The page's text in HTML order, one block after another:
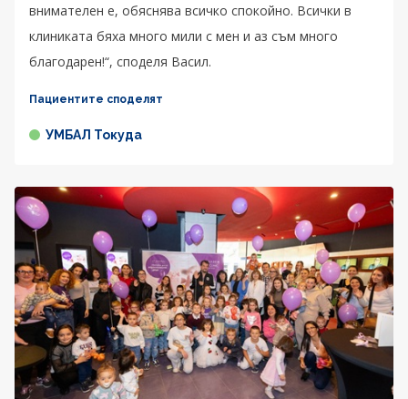
внимателен е, обяснява всичко спокойно. Всички в
клиниката бяха много мили с мен и аз съм много
благодарен!“, споделя Васил.
Пациентите споделят
УМБАЛ Токуда